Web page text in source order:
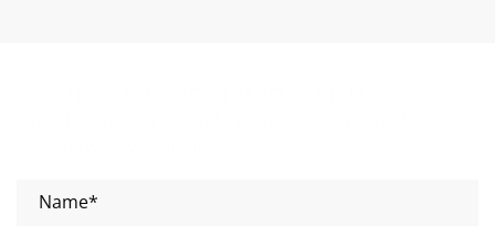
Name*